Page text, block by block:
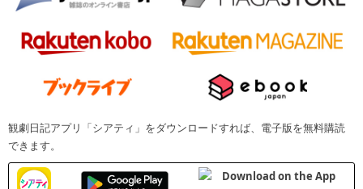
観劇日記アプリ「シアティ」をダウンロードすれば、電子版を無料購読
できます。